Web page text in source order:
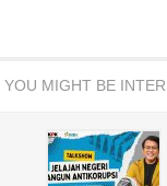
YOU MIGHT BE